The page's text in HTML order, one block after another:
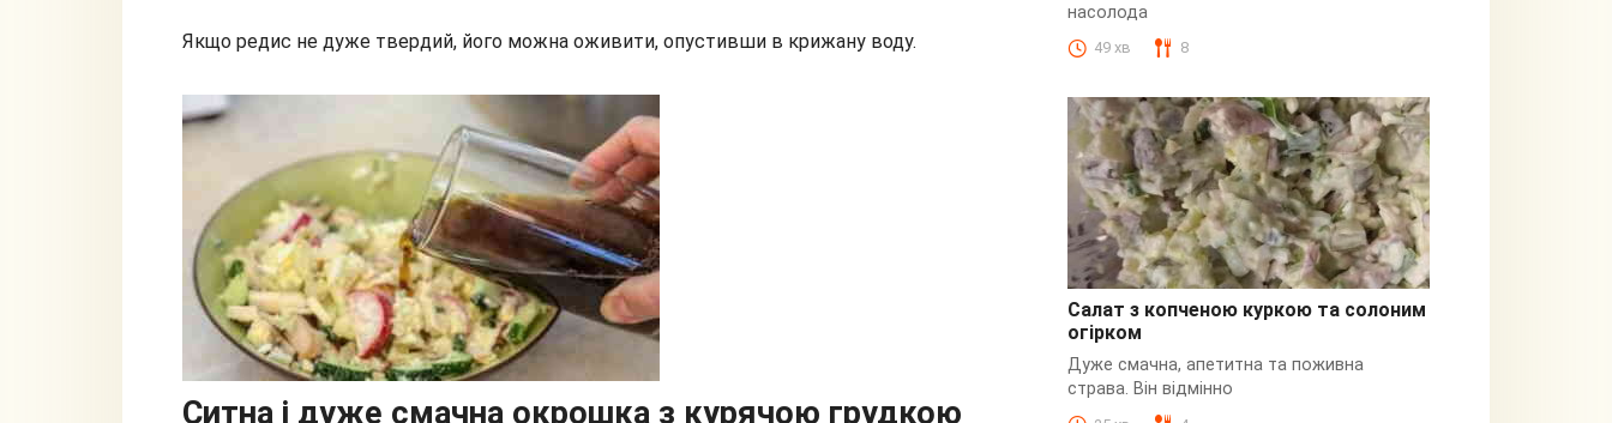
Якщо редис не дуже твердий, його можна оживити, опустивши в крижану воду.
Ситна і дуже смачна окрошка з курячою грудкою
насолода
49 хв 8
З куркою
Салат з копченою куркою та солоним
огірком
Дуже смачна, апетитна та поживна
страва. Він відмінно